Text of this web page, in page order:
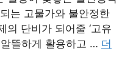
는 고물가와 불안정한
의 단비가 되어줄 ‘고유
뜰하게 활용하고 … 더